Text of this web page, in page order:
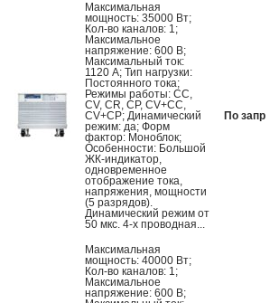
Максимальная
мощность: 35000 Вт;
Кол-во каналов: 1;
Максимальное
напряжение: 600 В;
Максимальный ток:
1120 А; Тип нагрузки:
Постоянного тока;
Режимы работы: CC,
CV, CR, CP, CV+CC,
CV+CP; Динамический
режим: да; Форм
фактор: Моноблок;
Особенности: Большой
ЖК-индикатор,
одновременное
отображение тока,
напряжения, мощности
(5 разрядов).
Динамический режим от
50 мкс. 4-х проводная...
По
Максимальная
мощность: 40000 Вт;
Кол-во каналов: 1;
Максимальное
напряжение: 600 В;